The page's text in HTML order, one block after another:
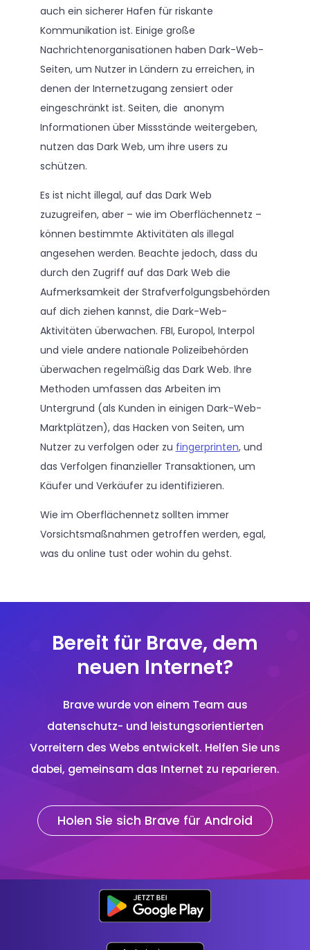
auch ein sicherer Hafen für riskante
Kommunikation ist. Einige große
Nachrichtenorganisationen haben Dark-Web-
Seiten, um Nutzer in Ländern zu erreichen, in
denen der Internetzugang zensiert oder
eingeschränkt ist. Seiten, die anonym
Informationen über Missstände weitergeben,
nutzen das Dark Web, um ihre users zu
schützen.
Es ist nicht illegal, auf das Dark Web
zuzugreifen, aber – wie im Oberflächennetz –
können bestimmte Aktivitäten als illegal
angesehen werden. Beachte jedoch, dass du
durch den Zugriff auf das Dark Web die
Aufmerksamkeit der Strafverfolgungsbehörden
auf dich ziehen kannst, die Dark-Web-
Aktivitäten überwachen. FBI, Europol, Interpol
und viele andere nationale Polizeibehörden
überwachen regelmäßig das Dark Web. Ihre
Methoden umfassen das Arbeiten im
Untergrund (als Kunden in einigen Dark-Web-
Marktplätzen), das Hacken von Seiten, um
Nutzer zu verfolgen oder zu fingerprinten, und
das Verfolgen finanzieller Transaktionen, um
Käufer und Verkäufer zu identifizieren.
Wie im Oberflächennetz sollten immer
Vorsichtsmaßnahmen getroffen werden, egal,
was du online tust oder wohin du gehst.
Bereit für Brave, dem
neuen Internet?
Brave wurde von einem Team aus
datenschutz- und leistungsorientierten
Vorreitern des Webs entwickelt. Helfen Sie uns
dabei, gemeinsam das Internet zu reparieren.
Holen Sie sich Brave für Android